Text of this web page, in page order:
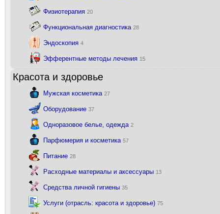
Физиотерапия 20
Функциональная диагностика 28
Эндоскопия 4
Эфферентные методы лечения 15
Красота и здоровье
Мужская косметика 27
Оборудование 37
Одноразовое белье, одежда 2
Парфюмерия и косметика 57
Питание 28
Расходные материалы и аксессуары 13
Средства личной гигиены 35
Услуги (отрасль: красота и здоровье) 75